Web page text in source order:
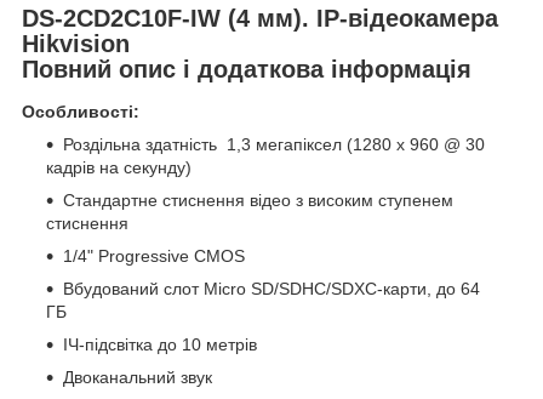
DS-2CD2C10F-IW (4 мм). IP-відеокамера
Hikvision
Повний опис і додаткова інформація
Особливості:
Роздільна здатність 1,3 мегапіксел (1280 х 960 @ 30
кадрів на секунду)
Стандартне стиснення відео з високим ступенем
стиснення
1/4" Progressive CMOS
Вбудований слот Micro SD/SDHC/SDXC-карти, до 64
ГБ
ІЧ-підсвітка до 10 метрів
Двоканальний звук